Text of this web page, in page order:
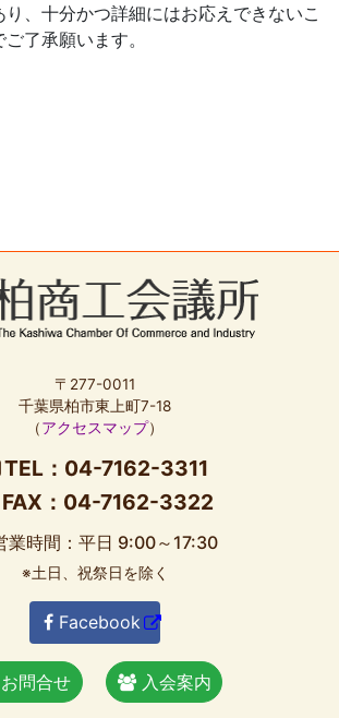
、十分かつ詳細にはお応えできないこ
了承願います。
〒277-0011
千葉県柏市東上町7-18
（アクセスマップ）
TEL：04-7162-3311
：04-7162-3322
業時間：平日 9:00～17:30
※土日、祝祭日を除く
Facebook
お問合せ 入会案内